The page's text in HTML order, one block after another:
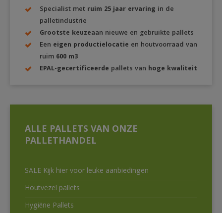
Specialist met ruim 25 jaar ervaring in de
palletindustrie
Grootste keuzeaan nieuwe en gebruikte pallets
Een eigen productielocatie en houtvoorraad van
ruim 600 m3
EPAL-gecertificeerde pallets van hoge kwaliteit
ALLE PALLETS VAN ONZE
PALLETHANDEL
SALE Kijk hier voor leuke aanbiedingen
Houtvezel pallets
Hygiëne Pallets